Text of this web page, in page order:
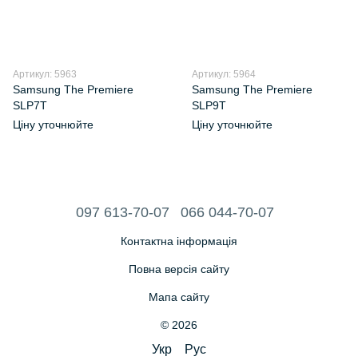
Артикул: 5963
Samsung The Premiere
SLP7T
Ціну уточнюйте
Артикул: 5964
Samsung The Premiere
SLP9T
Ціну уточнюйте
097 613-70-07 066 044-70-07
Контактна інформація
Повна версія сайту
Мапа сайту
© 2026
Укр Рус